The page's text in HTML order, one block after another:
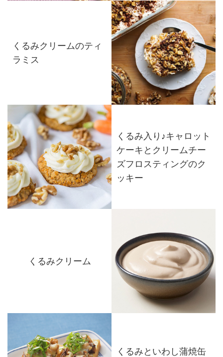
くるみクリームのティ
ラミス
くるみ入り♪キャロット
ケーキとクリームチー
ズフロスティングのク
ッキー
くるみクリーム
くるみといわし蒲焼缶